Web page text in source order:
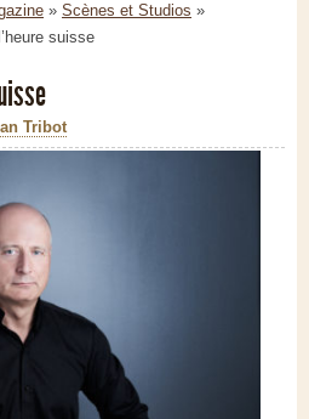
» Scènes et Studios »
suisse
Tribot